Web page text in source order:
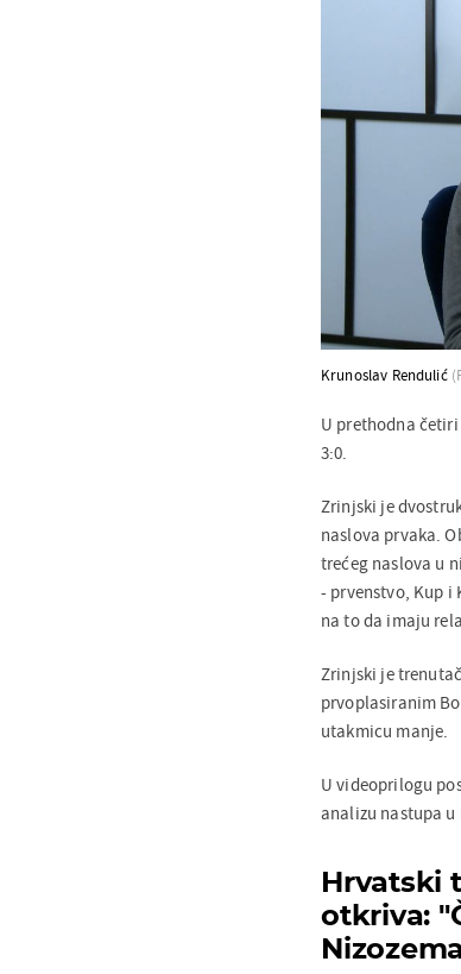
Krunoslav Rendulić
U prethodna
3:0.
Zrinjski je
naslova prvaka.
trećeg naslova u
- prvenstvo, Kup i
na to da imaju
Zrinjski je
prvoplasiranim
utakmicu manje.
U videoprilogu
analizu nastupa u
Hrvatski
otkriva: